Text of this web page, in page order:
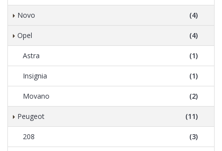
Novo (4)
Opel (4)
Astra (1)
Insignia (1)
Movano (2)
Peugeot (11)
208 (3)